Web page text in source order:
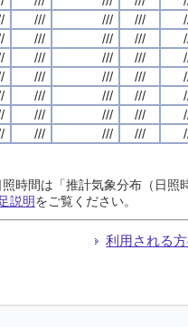
/// /// ///
/// /// ///
/// /// ///
/// /// ///
/// /// ///
/// /// ///
/// /// ///
時間は「推計気象分布（日
説明をご覧ください。
利用される